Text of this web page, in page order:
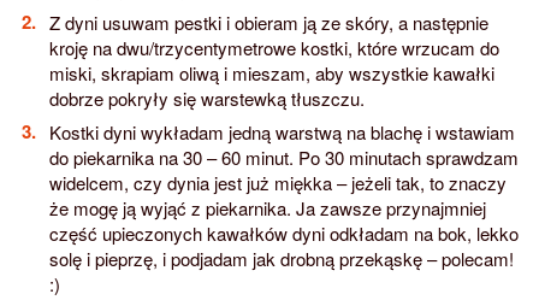
Z dyni usuwam pestki i obieram ją ze skóry, a następnie
kroję na dwu/trzycentymetrowe kostki, które wrzucam do
miski, skrapiam oliwą i mieszam, aby wszystkie kawałki
dobrze pokryły się warstewką tłuszczu.
Kostki dyni wykładam jedną warstwą na blachę i wstawiam
do piekarnika na 30 – 60 minut. Po 30 minutach sprawdzam
widelcem, czy dynia jest już miękka – jeżeli tak, to znaczy
że mogę ją wyjąć z piekarnika. Ja zawsze przynajmniej
część upieczonych kawałków dyni odkładam na bok, lekko
solę i pieprzę, i podjadam jak drobną przekąskę – polecam!
:)